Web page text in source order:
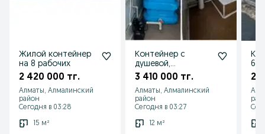
Жилой контейнер
на 8 рабочих
2 420 000 тг.
Алматы, Алмалинский
район
Сегодня в 03:28
15 м²
Контейнер с
душевой,
санузлом,
3 410 000 тг.
Алматы, Алмалинский
район
Сегодня в 03:27
12 м²
2